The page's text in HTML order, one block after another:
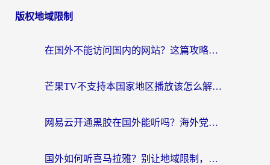
版权地域限制
在国外不能访问国内的网站？这篇攻略帮你无缝连接家乡资源
芒果TV不支持本国家地区播放该怎么解决？海外党追剧看片的终极指南
网易云开通黑胶在国外能听吗？海外党亲测有效的回国听音乐方案
国外如何听喜马拉雅？别让地域限制，断了你的中文声音陪伴